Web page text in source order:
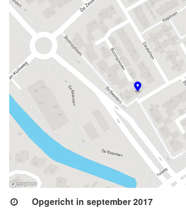
Opgericht in september 2017